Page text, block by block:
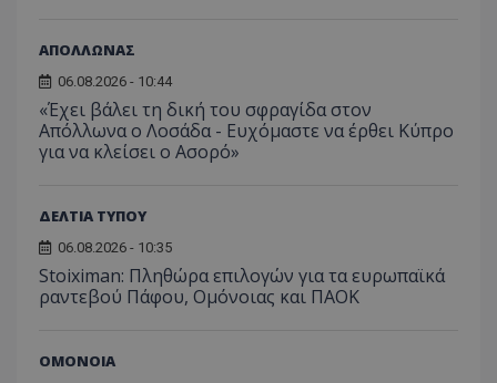
ΑΠΟΛΛΩΝΑΣ
06.08.2026 - 10:44
«Έχει βάλει τη δική του σφραγίδα στον
Απόλλωνα ο Λοσάδα - Ευχόμαστε να έρθει Κύπρο
για να κλείσει ο Ασορό»
ΔΕΛΤΙΑ ΤΥΠΟΥ
06.08.2026 - 10:35
Stoiximan: Πληθώρα επιλογών για τα ευρωπαϊκά
ραντεβού Πάφου, Ομόνοιας και ΠΑΟΚ
ΟΜΟΝΟΙΑ